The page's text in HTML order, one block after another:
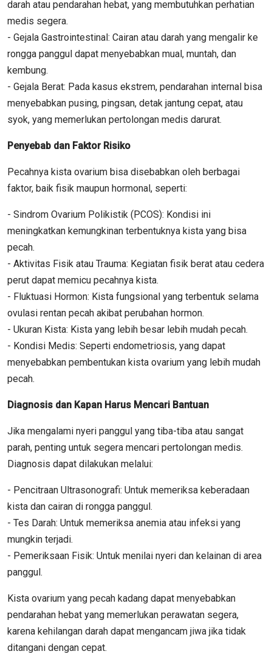
darah atau pendarahan hebat, yang membutuhkan perhatian
medis segera.
- Gejala Gastrointestinal: Cairan atau darah yang mengalir ke
rongga panggul dapat menyebabkan mual, muntah, dan
kembung.
- Gejala Berat: Pada kasus ekstrem, pendarahan internal bisa
menyebabkan pusing, pingsan, detak jantung cepat, atau
syok, yang memerlukan pertolongan medis darurat.
Penyebab dan Faktor Risiko
Pecahnya kista ovarium bisa disebabkan oleh berbagai
faktor, baik fisik maupun hormonal, seperti:
- Sindrom Ovarium Polikistik (PCOS): Kondisi ini
meningkatkan kemungkinan terbentuknya kista yang bisa
pecah.
- Aktivitas Fisik atau Trauma: Kegiatan fisik berat atau cedera
perut dapat memicu pecahnya kista.
- Fluktuasi Hormon: Kista fungsional yang terbentuk selama
ovulasi rentan pecah akibat perubahan hormon.
- Ukuran Kista: Kista yang lebih besar lebih mudah pecah.
- Kondisi Medis: Seperti endometriosis, yang dapat
menyebabkan pembentukan kista ovarium yang lebih mudah
pecah.
Diagnosis dan Kapan Harus Mencari Bantuan
Jika mengalami nyeri panggul yang tiba-tiba atau sangat
parah, penting untuk segera mencari pertolongan medis.
Diagnosis dapat dilakukan melalui:
- Pencitraan Ultrasonografi: Untuk memeriksa keberadaan
kista dan cairan di rongga panggul.
- Tes Darah: Untuk memeriksa anemia atau infeksi yang
mungkin terjadi.
- Pemeriksaan Fisik: Untuk menilai nyeri dan kelainan di area
panggul.
Kista ovarium yang pecah kadang dapat menyebabkan
pendarahan hebat yang memerlukan perawatan segera,
karena kehilangan darah dapat mengancam jiwa jika tidak
ditangani dengan cepat.